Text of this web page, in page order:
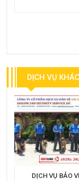
DỊCH VỤ KHÁC
DỊCH VỤ BẢO